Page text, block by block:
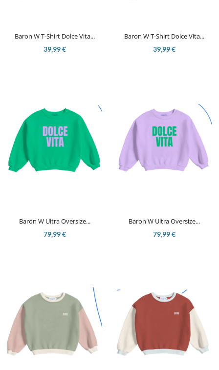
Baron W T-Shirt Dolce Vita...
39,99 €
Baron W T-Shirt Dolce Vita...
39,99 €
Baron W Ultra Oversize...
79,99 €
Baron W Ultra Oversize...
79,99 €